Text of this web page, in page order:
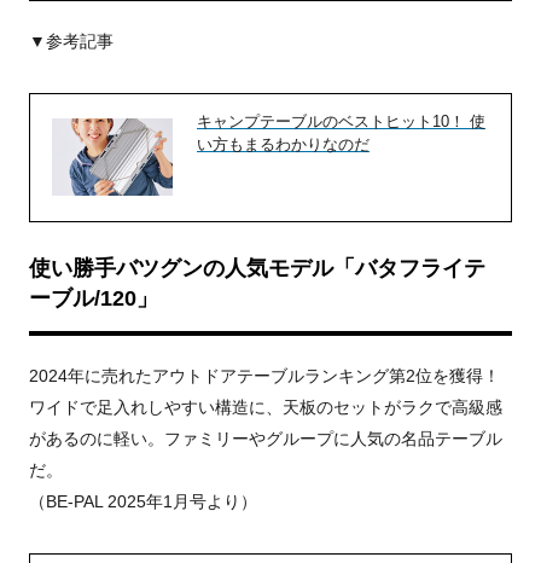
▼参考記事
キャンプテーブルのベストヒット10！ 使
い方もまるわかりなのだ
使い勝手バツグンの人気モデル「バタフライテ
ーブル/120」
2024年に売れたアウトドアテーブルランキング第2位を獲得！
ワイドで足入れしやすい構造に、天板のセットがラクで高級感
があるのに軽い。ファミリーやグループに人気の名品テーブル
だ。
（BE-PAL 2025年1月号より）